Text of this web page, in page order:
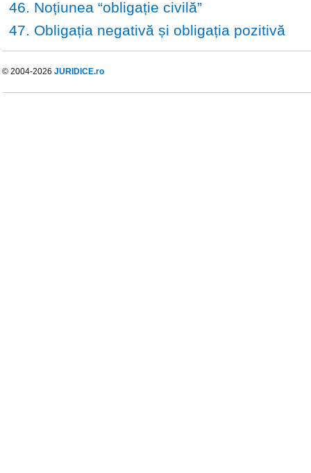
46. Noțiunea “obligație civilă”
47. Obligația negativă și obligația pozitivă
© 2004-2026 JURIDICE.ro